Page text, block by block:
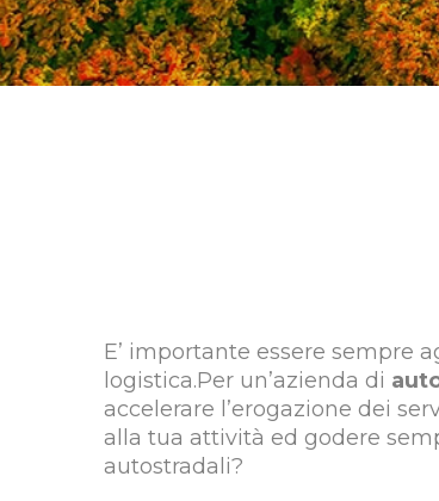
E’ importante essere sempre
logistica.Per un’azienda di
accelerare l’erogazione dei
alla tua attività ed godere
autostradali?